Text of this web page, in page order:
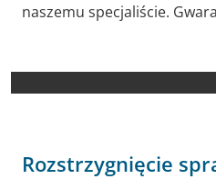
naszemu specjaliście.
Rozstrzygnięcie